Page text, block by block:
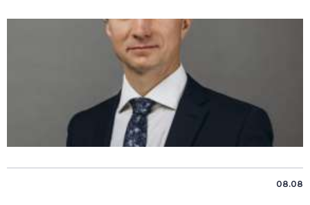
08.08